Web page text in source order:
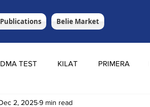
Publications Belie Market
TEST KILAT PRIMERA
2, 20259 min read